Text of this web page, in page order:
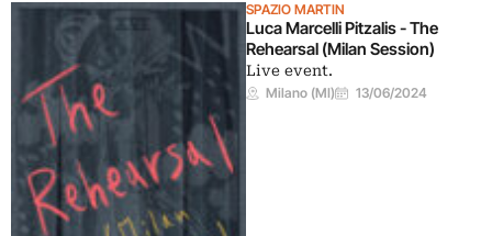
SPAZIO MARTIN
Luca Marcelli Pitzalis - The
Rehearsal (Milan Session)
Live event.
Milano (MI) 13/06/2024